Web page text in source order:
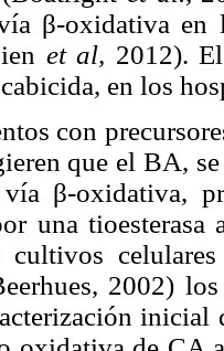
β-oxidativa en
et al, 2012).
en los
con
que el BA,
β-oxidativa,
una
cultivos
2002)
inicial